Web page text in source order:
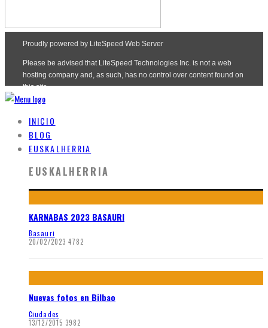
INICIO
BLOG
EUSKALHERRIA
EUSKALHERRIA
KARNABAS 2023 BASAURI
Basauri
20/02/2023 4782
Nuevas fotos en Bilbao
Ciudades
13/12/2015 3982